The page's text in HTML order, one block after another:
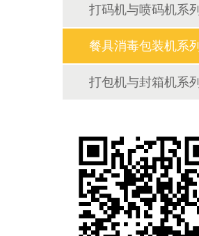
打码机与喷码机系列
餐具消毒包装机系列
打包机与封箱机系列